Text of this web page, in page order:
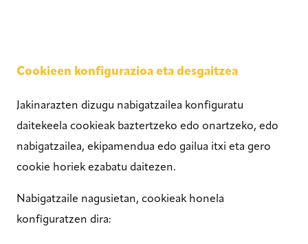
Cookieen konfigurazioa eta desgaitzea
Jakinarazten dizugu nabigatzailea konfiguratu
daitekeela cookieak baztertzeko edo onartzeko, edo
nabigatzailea, ekipamendua edo gailua itxi eta gero
cookie horiek ezabatu daitezen.
Nabigatzaile nagusietan, cookieak honela
konfiguratzen dira: